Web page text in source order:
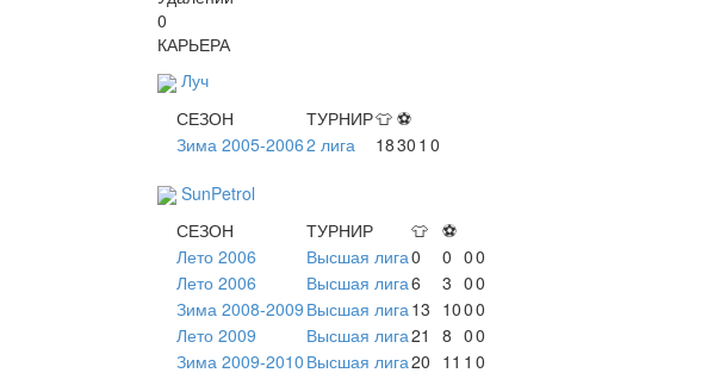
0
КАРЬЕРА
Луч
СЕЗОН
ТУРНИР👕 ⚽
Зима 2005-20062 лига 1830 1 0
SunPetrol
СЕЗОН
ТУРНИР 👕 ⚽
Лето 2006
Высшая лига0 0 00
Лето 2006
Высшая лига6 3 00
Зима 2008-2009 Высшая лига 13 1000
Лето 2009
Высшая лига21 8 00
Зима 2009-2010 Высшая лига20 11 1 0